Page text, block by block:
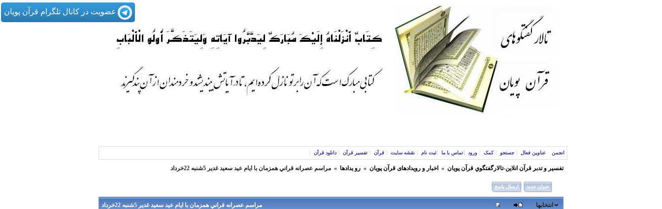
عضویت در کانال تلگرام قرآن پویان
انجمن عناوین فعال جستجو کمک ورود تماس با ما ثبت نام نقشه سایت قرآن تفسیر قرآن دانلود قرآن
تفسير و‌ تدبر قرآن انلاين-تالارگفتگوي قرآن پویان » اخبار و رویدادهای قرآن پویان » رو یدادها » مراسم عصرانه قراني همزمان با ايام عيد سعيد غدير 5شنبه 22خرداد
عنوان جدید ارسال پاسخ
مراسم عصرانه قراني همزمان با ايام عيد سعيد غدير 5شنبه 22خرداد انتخابها